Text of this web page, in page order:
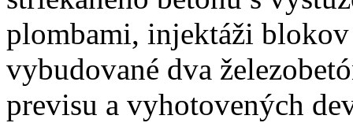
plombami, injektáži
vybudované dva
previsu a vyhotovených